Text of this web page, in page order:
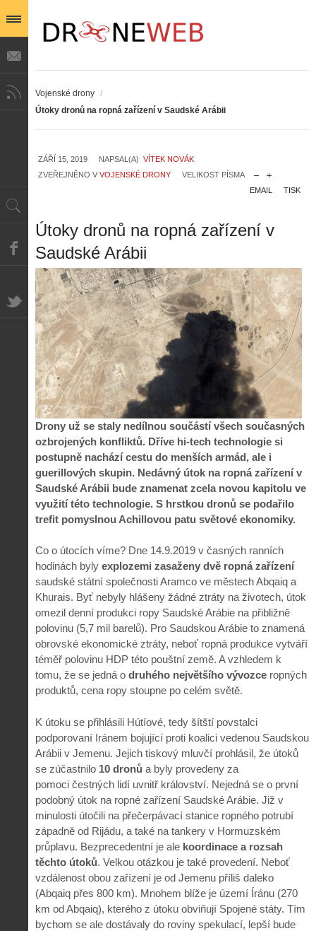
Vojenské drony /
Útoky dronů na ropná zařízení v Saudské Arábii
ZÁŘÍ 15, 2019 NAPSAL(A) VÍTEK NOVÁK
ZVEŘEJNĚNO V VOJENSKÉ DRONY
VELIKOST PÍSMA
TISK
EMAIL
Útoky dronů na ropná zařízení v
Saudské Arábii
Drony už se staly nedílnou součástí všech současných
ozbrojených konfliktů. Dříve hi-tech technologie si
postupně nachází cestu do menších armád, ale i
guerillových skupin. Nedávný útok na ropná zařízení v
Saudské Arábii bude znamenat zcela novou kapitolu ve
využití této technologie. S hrstkou dronů se podařilo
trefit pomyslnou Achillovou patu světové ekonomiky.
Co o útocích víme? Dne 14.9.2019 v časných ranních
hodinách byly explozemi zasaženy dvě ropná zařízení
saudské státní společnosti Aramco ve městech Abqaiq a
Khurais. Byť nebyly hlášeny žádné ztráty na životech, útok
omezil denní produkci ropy Saudské Arábie na přibližně
polovinu (5,7 mil barelů). Pro Saudskou Arábie to znamená
obrovské ekonomické ztráty, neboť ropná produkce vytváří
téměř polovinu HDP této pouštní země. A vzhledem k
tomu, že se jedná o druhého největšího vývozce ropných
produktů, cena ropy stoupne po celém světě.
K útoku se přihlásili Hútíové, tedy šítští povstalci
podporovaní Iránem bojující proti koalici vedenou Saudskou
Arábii v Jemenu. Jejich tiskový mluvčí prohlásil, že útoků
se zúčastnilo 10 dronů a byly provedeny za
pomoci čestných lidí uvnitř království. Nejedná se o první
podobný útok na ropné zařízení Saudské Arábie. Již v
minulosti útočili na přečerpávací stanice ropného potrubí
západně od Rijádu, a také na tankery v Hormuzském
průplavu. Bezprecedentní je ale koordinace a rozsah
těchto útoků. Velkou otázkou je také provedení. Neboť
vzdálenost obou zařízení je od Jemenu příliš daleko
(Abqaiq přes 800 km). Mnohem blíže je území Íránu (270
km od Abqaiq), kterého z útoku obviňují Spojené státy. Tím
bychom se ale dostávaly do roviny spekulací, lepší bude